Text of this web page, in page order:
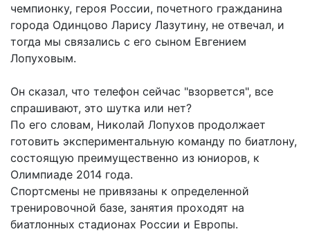
чемпионку, героя России, почетного гражданина
города Одинцово Ларису Лазутину, не отвечал, и
тогда мы связались с его сыном Евгением
Лопуховым.
Он сказал, что телефон сейчас "взорвется", все
спрашивают, это шутка или нет?
По его словам, Николай Лопухов продолжает
готовить экспериментальную команду по биатлону,
состоящую преимущественно из юниоров, к
Олимпиаде 2014 года.
Спортсмены не привязаны к определенной
тренировочной базе, занятия проходят на
биатлонных стадионах России и Европы.